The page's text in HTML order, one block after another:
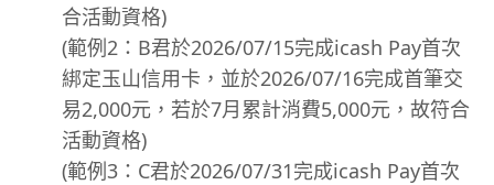
合活動資格)
(範例2：B君於2026/07/15完成icash Pay首次
綁定玉山信用卡，並於2026/07/16完成首筆交
易2,000元，若於7月累計消費5,000元，故符合
活動資格)
(範例3：C君於2026/07/31完成icash Pay首次